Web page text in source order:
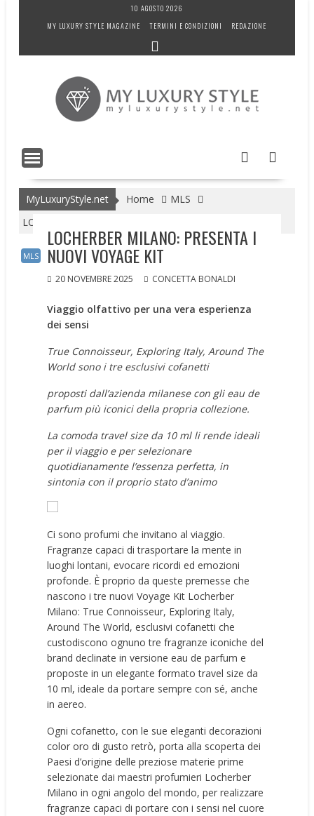
10 AGOSTO 2026
MY LUXURY STYLE MAGAZINE
TERMINI E CONDIZIONI REDAZIONE
MyLuxuryStyle.net Home
MLS
LOCHERBER MILANO: PRESENTA I NUOVI VOYAGE KIT
MLS
LOCHERBER MILANO: PRESENTA I
NUOVI VOYAGE KIT
20 NOVEMBRE 2025 CONCETTA BONALDI
Viaggio olfattivo per una vera esperienza
dei sensi
True Connoisseur, Exploring Italy, Around The
World sono i tre esclusivi cofanetti
proposti dall’azienda milanese con gli eau de
parfum più iconici della propria collezione.
La comoda travel size da 10 ml li rende ideali
per il viaggio e per selezionare
quotidianamente l’essenza perfetta, in
sintonia con il proprio stato d’animo
Ci sono profumi che invitano al viaggio.
Fragranze capaci di trasportare la mente in
luoghi lontani, evocare ricordi ed emozioni
profonde. È proprio da queste premesse che
nascono i tre nuovi Voyage Kit Locherber
Milano: True Connoisseur, Exploring Italy,
Around The World, esclusivi cofanetti che
custodiscono ognuno tre fragranze iconiche del
brand declinate in versione eau de parfum e
proposte in un elegante formato travel size da
10 ml, ideale da portare sempre con sé, anche
in aereo.
Ogni cofanetto, con le sue eleganti decorazioni
color oro di gusto retrò, porta alla scoperta dei
Paesi d’origine delle preziose materie prime
selezionate dai maestri profumieri Locherber
Milano in ogni angolo del mondo, per realizzare
fragranze capaci di portare con i sensi nel cuore